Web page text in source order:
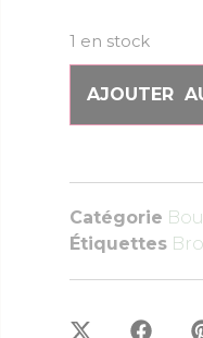
1 en stock
AJOUTER
Catégorie
Étiquettes